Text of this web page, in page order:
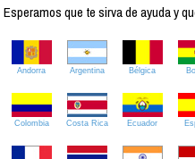
Esperamos que te sirva de ayuda y
Andorra Argentina Bélgica
Colombia Costa Rica Ecuador